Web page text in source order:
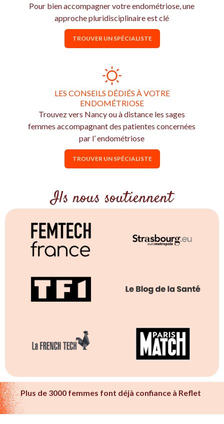
Pour bien accompagner votre endométriose, une
approche pluridisciplinaire est clé
TROUVER UN SPÉCIALISTE
LES CONSEILS DÉDIÉS À VOTRE
ENDOMÉTRIOSE
Trouvez vers Nancy ou à distance les sages
femmes accompagnant des patientes concernées
par l’ endométriose
TROUVER UN SPÉCIALISTE
Ils nous soutiennent
Plus de 3000 femmes font déjà confiance à Reflet